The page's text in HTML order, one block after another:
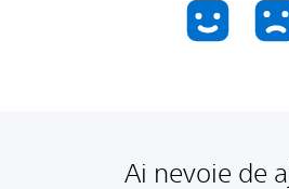
Ai nevoie de